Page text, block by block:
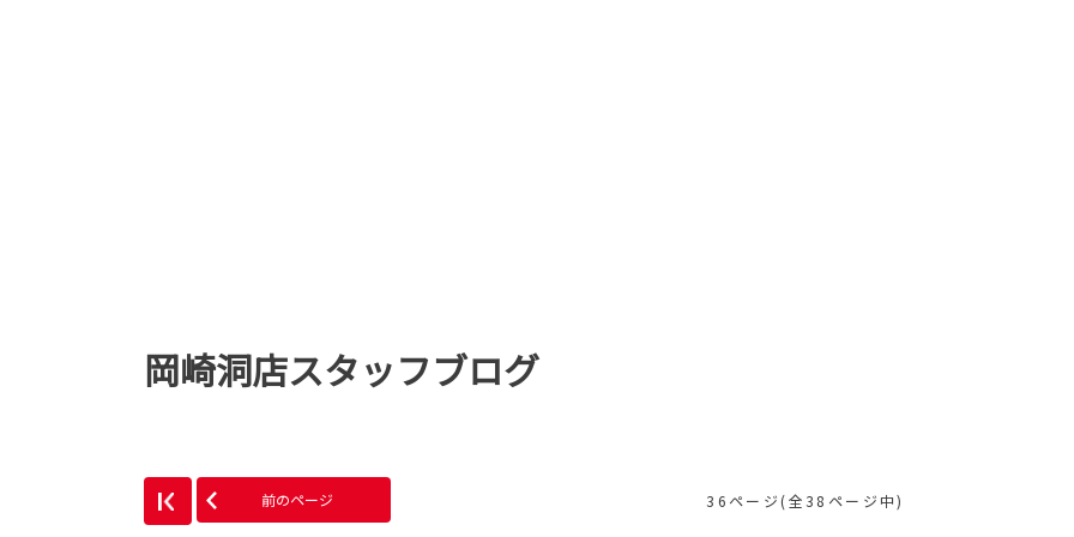
岡崎洞店スタッフブログ
前のページ 36ページ(全38ページ中)